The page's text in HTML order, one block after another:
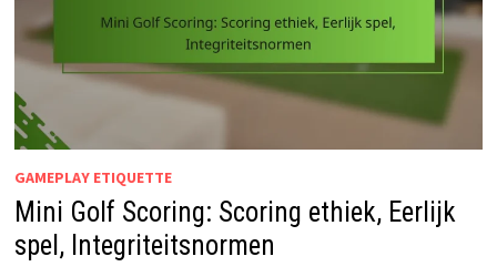
GAMEPLAY ETIQUETTE
Mini Golf Scoring: Scoring ethiek, Eerlijk
spel, Integriteitsnormen